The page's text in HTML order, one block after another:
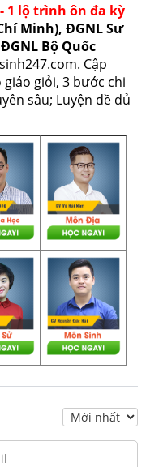
1 lộ trình ôn đa kỳ
Minh), ĐGNL Sư
Bộ Quốc
Cập
giáo giỏi, 3 bước chi
sâu; Luyện đề đủ